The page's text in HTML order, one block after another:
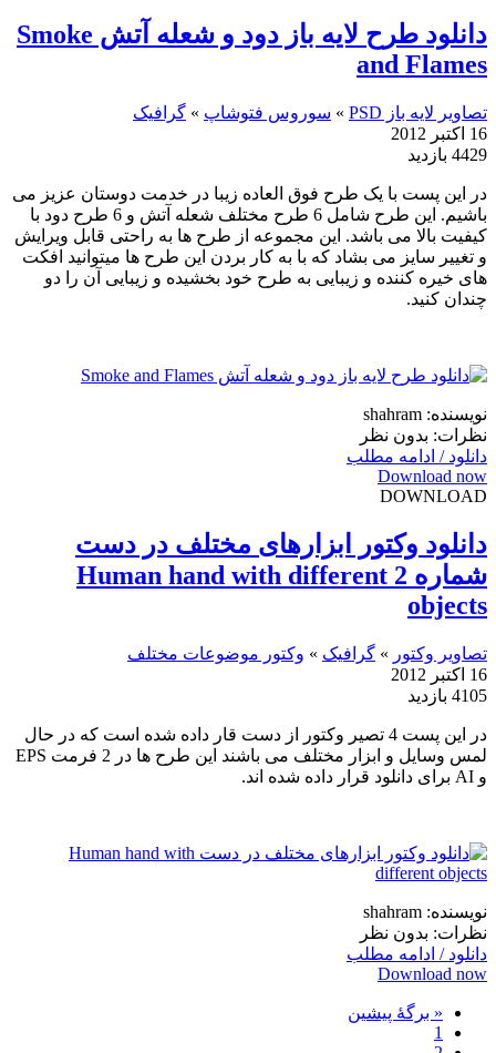
دانلود طرح لایه باز دود و شعله آتش Smoke
and Flames
تصاویر لایه باز PSD » سوروس فتوشاپ » گرافیک
16 اکتبر 2012
4429 بازدید
در این پست با یک طرح فوق العاده زیبا در خدمت دوستان عزیز می
باشیم. این طرح شامل 6 طرح مختلف شعله آتش و 6 طرح دود با
کیفیت بالا می باشد. این مجموعه از طرح ها به راحتی قابل ویرایش
و تغییر سایز می بشاد که با به کار بردن این طرح ها میتوانید افکت
های خیره کننده و زیبایی به طرح خود بخشیده و زیبایی آن را دو
چندان کنید.
نویسنده: shahram
نظرات: بدون نظر
دانلود / ادامه مطلب
Download now
DOWNLOAD
دانلود وکتور ابزارهای مختلف در دست
شماره 2 Human hand with different
objects
تصاویر وکتور » گرافیک » وکتور موضوعات مختلف
16 اکتبر 2012
4105 بازدید
در این پست 4 تصیر وکتور از دست قار داده شده است که در حال
لمس وسایل و ابزار مختلف می باشند این طرح ها در 2 فرمت EPS
و AI برای دانلود قرار داده شده اند.
نویسنده: shahram
نظرات: بدون نظر
دانلود / ادامه مطلب
Download now
« برگه‌ٔ پیشین
1